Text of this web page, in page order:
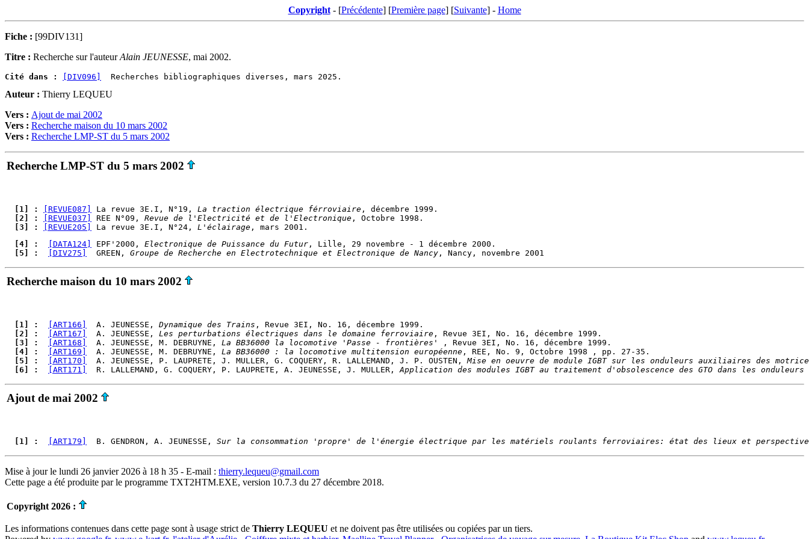
Copyright- [Précédente] [Première page] [Suivante] - Home
Fiche : [99DIV131]
Titre : Recherche sur l'auteurAlain JEUNESSE, mai 2002.
Cité dans : [DIV096]
Auteur : Thierry LEQUEU
Vers : Ajout de mai 2002
Vers : Recherche maison du 10 mars 2002
Vers : Recherche LMP-ST du 5 mars 2002
Recherche LMP-ST du 5 mars 2002
  [1] :
[REVUE087] La revue 3E.I, N°19, La traction électrique férroviaire
  [2] :
[REVUE037] REE N°09, Revue de l'Electricité et de l'Electronique
  [3] :
[REVUE205] La revue 3E.I, N°24, L'éclairage
  [4] :
[DATA124] EPF'2000, Electronique de Puissance du Futur
  [5] :
[DIV275]
  GREEN,
Groupe de Recherche en Electrotechnique et Electronique de Nancy
Recherche maison du 10 mars 2002
  [1] :
[ART166]
  A. JEUNESSE,
Dynamique des Trains
  [2] :
[ART167]
  A. JEUNESSE,
Les perturbations électriques dans le domaine ferroviaire
  [3] :
[ART168]
  A. JEUNESSE, M. DEBRUYNE,
La BB36000 la locomotive 'Passe - frontières'
  [4] :
[ART169]
  A. JEUNESSE, M. DEBRUYNE,
La BB36000 : la locomotive multitension européenne
  [5] :
[ART170]
  A. JEUNESSE, P. LAUPRETE, J. MULLER, G. COQUERY, R. LALLEMAND, J. P. OUSTEN,
Mise en oeuvre de module IGBT sur les onduleurs auxiliaires des
  [6] :
[ART171]
  R. LALLEMAND, G. COQUERY, P. LAUPRETE, A. JEUNESSE, J. MULLER,
Application des modules IGBT au traitement d'obsolescence des GTO dans les
Ajout de mai 2002
  [1] :
[ART179]
  B. GENDRON, A. JEUNESSE,
Sur la consommation 'propre' de l'énergie électrique par les matériels roulants ferroviaires: état des lieux et
Mise à jour le lundi 26 janvier 2026 à 18 h 35 - E-mail : thierry.lequeu@gmail.com
Cette page a été produite par le programme TXT2HTM.EXE, version 10.7.3 du 27 décembre 2018.
Copyright 2026 :
Les informations contenues dans cette page sont à usage strict de Thierry LEQUEU et ne doivent pas être utilisées ou copiées par un tiers.